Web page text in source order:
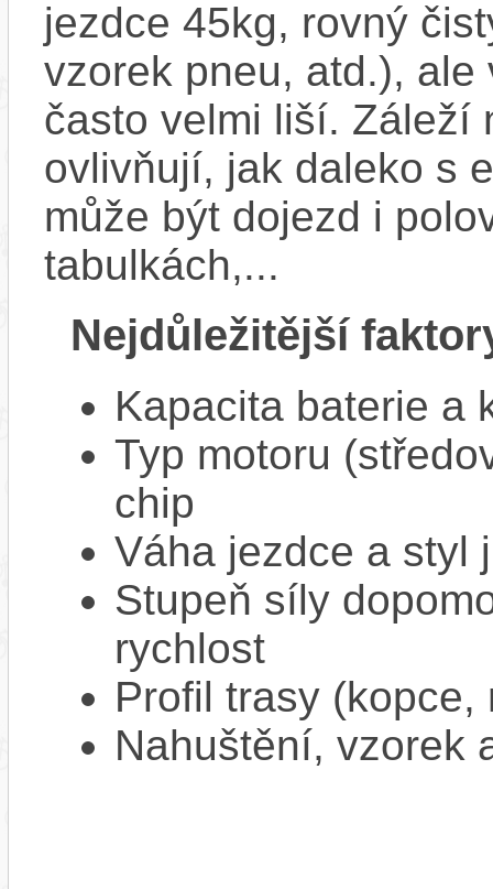
jezdce 45kg, rovný
vzorek pneu, atd.),
často velmi liší. Záleží
ovlivňují, jak daleko s
může být dojezd i
tabulkách,...
Nejdůležitější
Kapacita baterie a
Typ motoru
chip
Váha jezdce a styl
Stupeň síly
rychlost
Profil trasy
Nahuštění, vzorek